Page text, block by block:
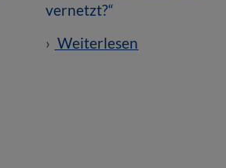
vernetzt?“
Weiterlesen